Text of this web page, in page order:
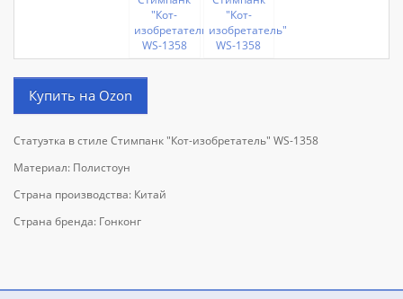
Купить на Ozon
Статуэтка в стиле Стимпанк "Кот-изобретатель" WS-1358
Материал: Полистоун
Страна производства: Китай
Страна бренда: Гонконг